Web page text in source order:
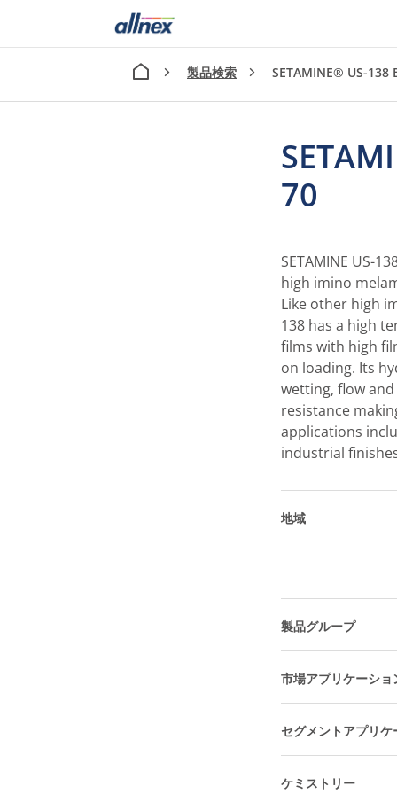
製品検索 SETAMINE® US-138
70
SETAMINE US-
high imino
Like other high
138 has a high
films with high
on loading. Its
wetting, flow
resistance
applications
industrial
地域
製品グループ
市場アプリケーショ
セグメントアプリケ
ケミストリー